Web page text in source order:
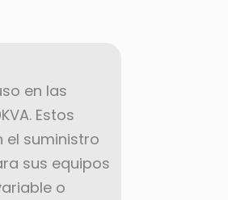
en las
Estos
el suministro
sus equipos
o